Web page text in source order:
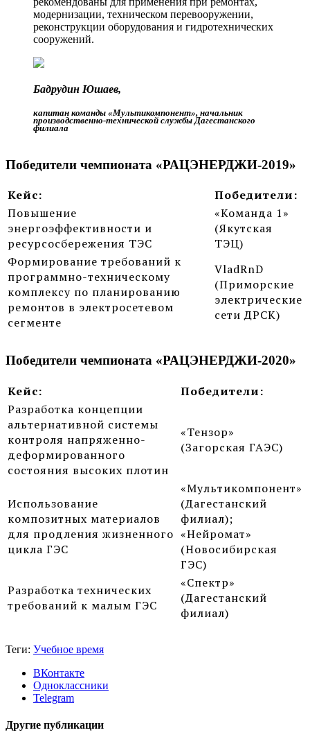
модернизации, техническом перевооружении,
реконструкции оборудования и гидротехнических
сооружений.
Бадрудин Юшаев,
капитан команды «Мультикомпонент», начальник
производственно-технической службы Дагестанского
филиала
Победители чемпионата «РАЦЭНЕРДЖИ-2019»
Кейс:
Победители:
Повышение
энергоэффективности и
ресурсосбережения ТЭС
«Команда 1»
(Якутская
ТЭЦ)
Формирование требований к
программно-техническому
комплексу по планированию
ремонтов в электросетевом
сегменте
VladRnD
(Приморские
электрические
сети ДРСК)
Победители чемпионата «РАЦЭНЕРДЖИ-2020»
Кейс:
Победители:
Разработка концепции
альтернативной системы
контроля напряженно-
деформированного
состояния высоких плотин
«Тензор»
(Загорская ГАЭС)
Использование
композитных материалов
для продления жизненного
цикла ГЭС
«Мультикомпонент»
(Дагестанский
филиал);
«Нейромат»
(Новосибирская
ГЭС)
Разработка технических
требований к малым ГЭС
«Спектр»
(Дагестанский
филиал)
Теги: Учебное время
ВКонтакте
Одноклассники
Telegram
Другие публикации